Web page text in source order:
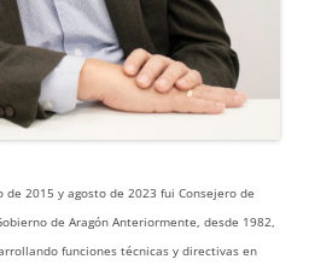
de 2015 y agosto de 2023 fui Consejero de
de Aragón Anteriormente, desde 1982,
funciones técnicas y directivas en